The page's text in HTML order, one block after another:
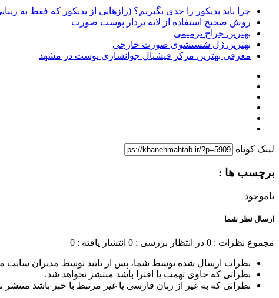
چرا باید پدیکور را جدی بگیریم؟ (رازهایی از پدیکور که فقط به
روش صحیح استفاده از لایه بردار پوست صورت
بهترین جراح ترمیمی
بهترین ژل شستشوی صورت خارجی
معرفی بهترین مرکز فیشیال جوانسازی پوست در مشهد
لینک کوتاه
برچسب ها :
ناموجود
ارسال نظر شما
مجموع نظرات : 0 در انتظار بررسی : 0 انتشار یافته : 0
نظرات ارسال شده توسط شما، پس از تایید توسط مدیران سایت
نظراتی که حاوی تهمت یا افترا باشد منتشر نخواهد شد.
نظراتی که به غیر از زبان فارسی یا غیر مرتبط با خبر باشد منتشر